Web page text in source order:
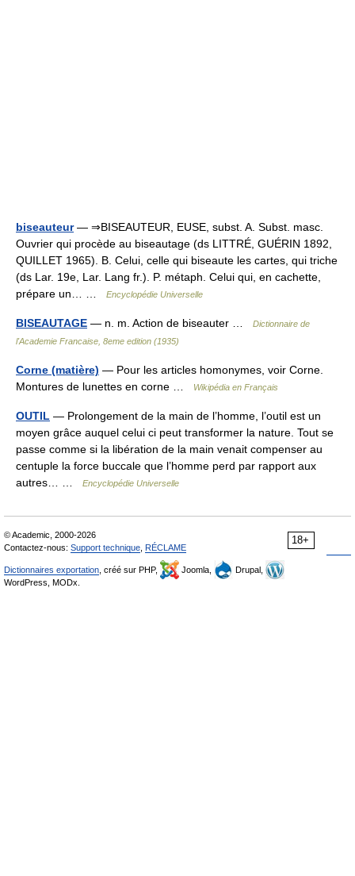
biseauteur— ⇒BISEAUTEUR, EUSE, subst. A. Subst. masc.
Ouvrier qui procède au biseautage (ds LITTRÉ, GUÉRIN 1892,
QUILLET 1965). B. Celui, celle qui biseaute les cartes, qui triche
(ds Lar. 19e, Lar. Lang fr.). P. métaph. Celui qui, en cachette,
prépare un… …
Encyclopédie Universelle
BISEAUTAGE — n. m. Action de biseauter …
Dictionnaire de
l'Academie Francaise, 8eme edition (1935)
Corne (matière) — Pour les articles homonymes, voir Corne.
Montures de lunettes en corne …
Wikipédia en Français
OUTIL — Prolongement de la main de l’homme, l’outil est un
moyen grâce auquel celui ci peut transformer la nature. Tout se
passe comme si la libération de la main venait compenser au
centuple la force buccale que l’homme perd par rapport aux
autres… …
Encyclopédie Universelle
18+
© Academic, 2000-2026
Contactez-nous: Support technique RÉCLAME
Dictionnaires exportation , créé sur PHP, Joomla,
Drupal,
WordPress, MODx.